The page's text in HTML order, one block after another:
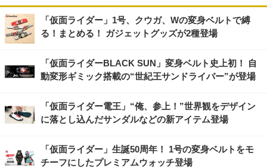
「仮面ライダー」1号、クウガ、Wの変身ベルトで縛
る！まとめる！ ガジェットグッズが2種登場
「仮面ライダーBLACK SUN」変身ベルト史上初！ 自
動変形ギミック搭載の“世紀王サンドライバー”が登場
「仮面ライダー電王」“俺、参上！”世界観をデザイン
に落とし込んだサンダルなどの新アイテム登場
「仮面ライダー」生誕50周年！ 1号の変身ベルトをモ
チーフにしたプレミアムウォッチ登場